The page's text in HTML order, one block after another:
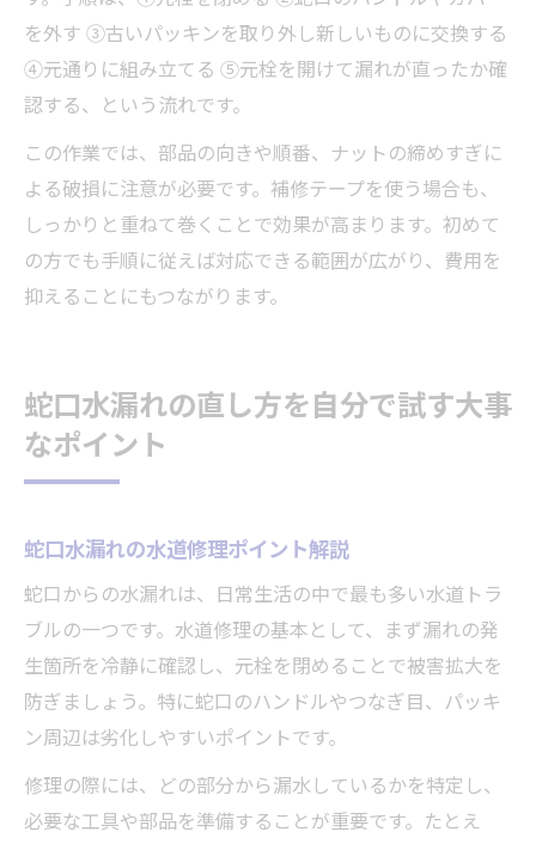
を外す ③古いパッキンを取り外し新しいものに交換する
④元通りに組み立てる ⑤元栓を開けて漏れが直ったか確
認する、という流れです。
この作業では、部品の向きや順番、ナットの締めすぎに
よる破損に注意が必要です。補修テープを使う場合も、
しっかりと重ねて巻くことで効果が高まります。初めて
の方でも手順に従えば対応できる範囲が広がり、費用を
抑えることにもつながります。
蛇口水漏れの直し方を自分で試す大事
なポイント
蛇口水漏れの水道修理ポイント解説
蛇口からの水漏れは、日常生活の中で最も多い水道トラ
ブルの一つです。水道修理の基本として、まず漏れの発
生箇所を冷静に確認し、元栓を閉めることで被害拡大を
防ぎましょう。特に蛇口のハンドルやつなぎ目、パッキ
ン周辺は劣化しやすいポイントです。
修理の際には、どの部分から漏水しているかを特定し、
必要な工具や部品を準備することが重要です。たとえ